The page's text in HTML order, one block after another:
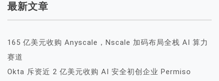
最新文章
165 亿美元收购 Anyscale，Nscale 加码布局全栈 AI 算力
赛道
Okta 斥资近 2 亿美元收购 AI 安全初创企业 Permiso